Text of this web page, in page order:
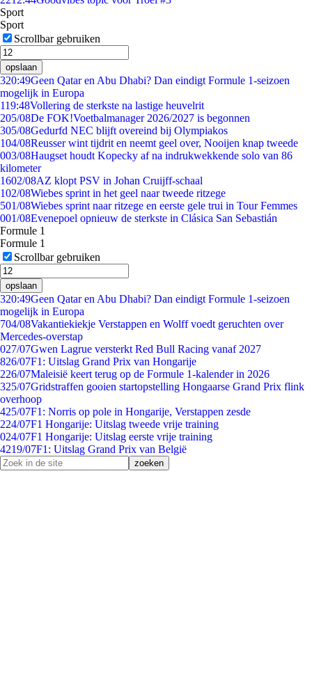
Sport
Sport
Scrollbar gebruiken
opslaan
320:49Geen Qatar en Abu Dhabi? Dan eindigt Formule 1-seizoen
mogelijk in Europa
119:48Vollering de sterkste na lastige heuvelrit
205/08De FOK!Voetbalmanager 2026/2027 is begonnen
305/08Gedurfd NEC blijft overeind bij Olympiakos
104/08Reusser wint tijdrit en neemt geel over, Nooijen knap tweede
003/08Haugset houdt Kopecky af na indrukwekkende solo van 86
kilometer
1602/08AZ klopt PSV in Johan Cruijff-schaal
102/08Wiebes sprint in het geel naar tweede ritzege
501/08Wiebes sprint naar ritzege en eerste gele trui in Tour Femmes
001/08Evenepoel opnieuw de sterkste in Clásica San Sebastián
Formule 1
Formule 1
Scrollbar gebruiken
opslaan
320:49Geen Qatar en Abu Dhabi? Dan eindigt Formule 1-seizoen
mogelijk in Europa
704/08Vakantiekiekje Verstappen en Wolff voedt geruchten over
Mercedes-overstap
027/07Gwen Lagrue versterkt Red Bull Racing vanaf 2027
826/07F1: Uitslag Grand Prix van Hongarije
226/07Maleisië keert terug op de Formule 1-kalender in 2026
325/07Gridstraffen gooien startopstelling Hongaarse Grand Prix flink
overhoop
425/07F1: Norris op pole in Hongarije, Verstappen zesde
224/07F1 Hongarije: Uitslag tweede vrije training
024/07F1 Hongarije: Uitslag eerste vrije training
4219/07F1: Uitslag Grand Prix van België